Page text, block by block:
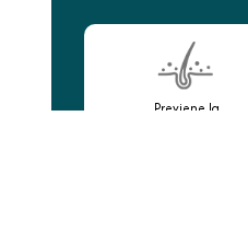
Previene la